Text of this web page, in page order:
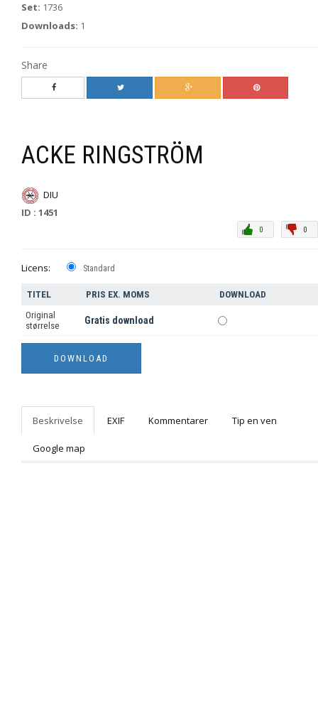
Set: 1736
Downloads: 1
Share
ACKE RINGSTRÖM
DIU
ID : 1451
0
0
Licens: Standard
TITEL PRIS EX. MOMS
DOWNLOAD
Original
størrelse
Gratis download
Beskrivelse EXIF Kommentarer Tip en ven
Google map